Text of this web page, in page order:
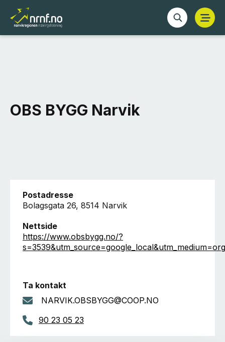
OBS BYGG Narvik
Postadresse
Bolagsgata 26, 8514 Narvik
Nettside
https://www.obsbygg.no/?
Ta kontakt
NARVIK.OBSBYGG@COOP.NO
90 23 05 23